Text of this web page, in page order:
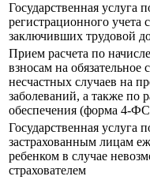
Государственная услуга
регистрационного учета
заключивших трудовой
Прием расчета по
взносам на обязательное
несчастных случаев на
заболеваний, а также по
обеспечения (форма 4-
Государственная услуга
застрахованным лицам
ребенком в случае
страхователем